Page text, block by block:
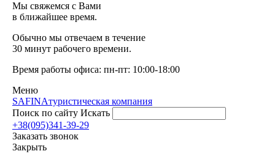
Мы свяжемся с Вами
в ближайшее время.
Обычно мы отвечаем в течение
30 минут рабочего времени.
Время работы офиса: пн-пт: 10:00-18:00
Меню
SAFINAтуристическая компания
Поиск по сайту Искать
+38(095)341-39-29
Заказать звонок
Закрыть